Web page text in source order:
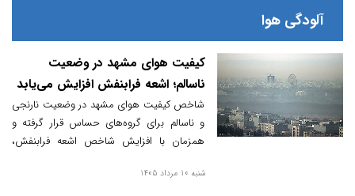
آلودگی هوا
کیفیت هوای مشهد در وضعیت
ناسالم؛ اشعه فرابنفش افزایش می‌یابد
شاخص کیفیت هوای مشهد در وضعیت نارنجی
و ناسالم برای گروه‌های حساس قرار گرفته و
همزمان با افزایش شاخص اشعه فرابنفش،
خورشید هشدار داده شده است.
شنبه 10 مرداد 1405